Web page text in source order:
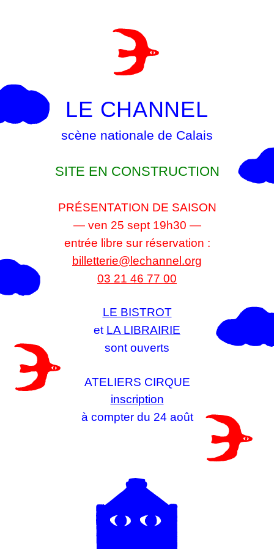
LE CHANNEL
scène nationale de Calais
SITE EN CONSTRUCTION
PRÉSENTATION DE SAISON
— ven 25 sept 19h30 —
entrée libre sur réservation :
billetterie@lechannel.org
03 21 46 77 00
LE BISTROT
et LA LIBRAIRIE
sont ouverts
ATELIERS CIRQUE
inscription
à compter du 24 août